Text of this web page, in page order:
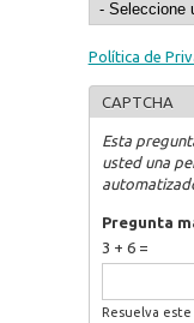
Política de
CAPTCHA
Esta
usted una
Pregunta
3 + 6 =
Resuelva